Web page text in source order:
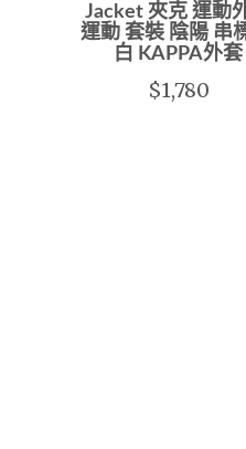
Jacket 夾克 運動
運動 套裝 陰陽 串
白 KAPPA外套
$1,780